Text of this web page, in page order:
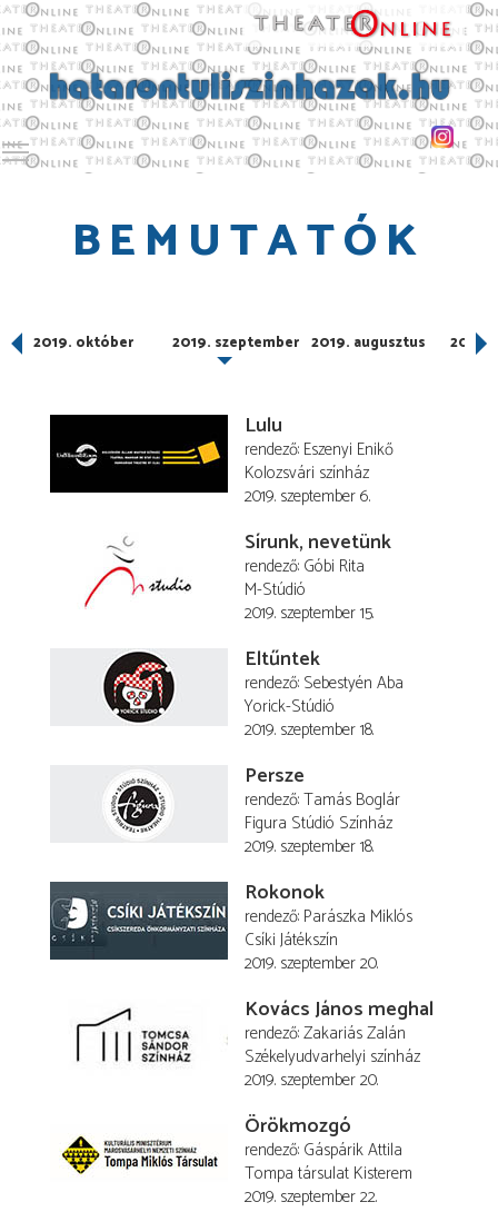
Toggle main menu visibility
BEMUTATÓK
2019. október 2019. szeptember 2019. augusztus 2019.
Lulu
rendező Eszenyi Enikő
Kolozsvári színház
2019. szeptember 6.
Sírunk, nevetünk
rendező Góbi Rita
M-Stúdió
2019. szeptember 15.
Eltűntek
rendező Sebestyén Aba
Yorick-Stúdió
2019. szeptember 18.
Persze
rendező Tamás Boglár
Figura Stúdió Színház
2019. szeptember 18.
Rokonok
rendező Parászka Miklós
Csíki Játékszín
2019. szeptember 20.
Kovács János meghal
rendező Zakariás Zalán
Székelyudvarhelyi színház
2019. szeptember 20.
Örökmozgó
rendező Gáspárik Attila
Tompa társulat Kisterem
2019. szeptember 22.